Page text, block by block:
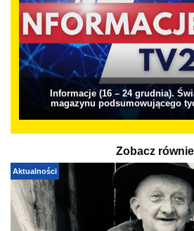
Informacje (16 – 24 grudnia).
magazynu podsumowującego
Zobacz
Aktualności